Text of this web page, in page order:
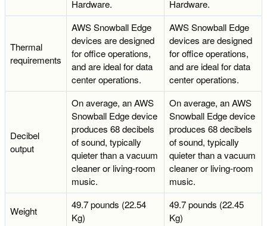
Hardware. Hardware.
Thermal
requirements
AWS Snowball Edge
devices are designed
for office operations,
and are ideal for data
center operations.
AWS Snowball Edge
devices are designed
for office operations,
and are ideal for data
center operations.
Decibel
output
On average, an AWS
Snowball Edge device
produces 68 decibels
of sound, typically
quieter than a vacuum
cleaner or living-room
music.
On average, an AWS
Snowball Edge device
produces 68 decibels
of sound, typically
quieter than a vacuum
cleaner or living-room
music.
Weight
49.7 pounds (22.54
Kg)
49.7 pounds (22.45
Kg)